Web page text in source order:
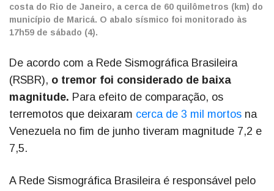
costa do Rio de Janeiro, a cerca de 60 quilômetros (km) do
município de Maricá. O abalo sísmico foi monitorado às
17h59 de sábado (4).
De acordo com a Rede Sismográfica Brasileira
(RSBR), o tremor foi considerado de baixa
magnitude. Para efeito de comparação, os
terremotos que deixaram cerca de 3 mil mortos na
Venezuela no fim de junho tiveram magnitude 7,2 e
7,5.
A Rede Sismográfica Brasileira é responsável pelo